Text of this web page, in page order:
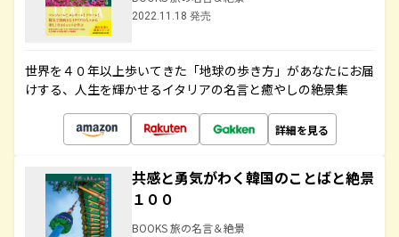
2022.11.18 発売
世界を４０年以上歩いてきた「地球の歩き方」があなたにお届
けする、人生を輝かせるイタリアの名言と癒やしの絶景集
詳細を見る
共感と勇気がわく韓国のことばと絶景
１００
BOOKS 旅の名言＆絶景